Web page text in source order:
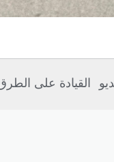
القيادة على